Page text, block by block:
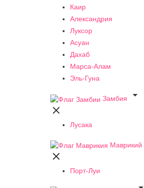
Каир
Александрия
Луксор
Асуан
Дахаб
Марса-Алам
Эль-Гуна
Замбия


Лусака
Маврикий

Порт-Луи